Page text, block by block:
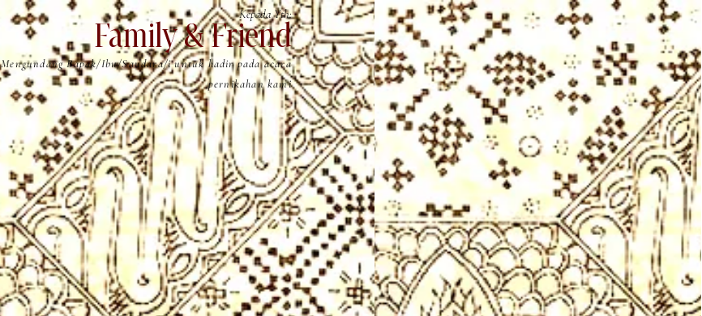
Kepada Yth:
Family & Friend
Mengundang Bapak/Ibu/Saudara/i untuk hadir pada acara
pernikahan kami